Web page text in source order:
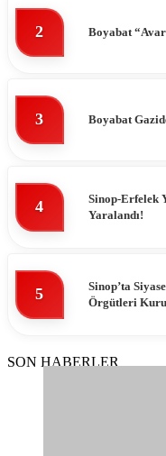
2 Boyabat
3 Boyabat
4
Sinop-Erfelek
Yaralandı!
5
Sinop’ta
Örgütleri
SON HABERLER